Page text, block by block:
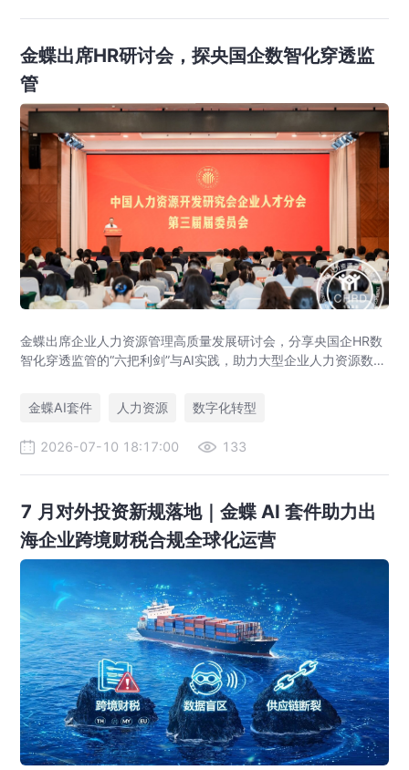
金蝶出席HR研讨会，探央国企数智化穿透监
管
金蝶出席企业人力资源管理高质量发展研讨会，分享央国企HR数
智化穿透监管的“六把利剑”与AI实践，助力大型企业人力资源数字
金蝶AI套件
人力资源 数字化转型
2026-07-10 18:17:00 133
7 月对外投资新规落地｜金蝶 AI 套件助力出
海企业跨境财税合规全球化运营